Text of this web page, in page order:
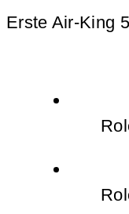
Erste Air-King